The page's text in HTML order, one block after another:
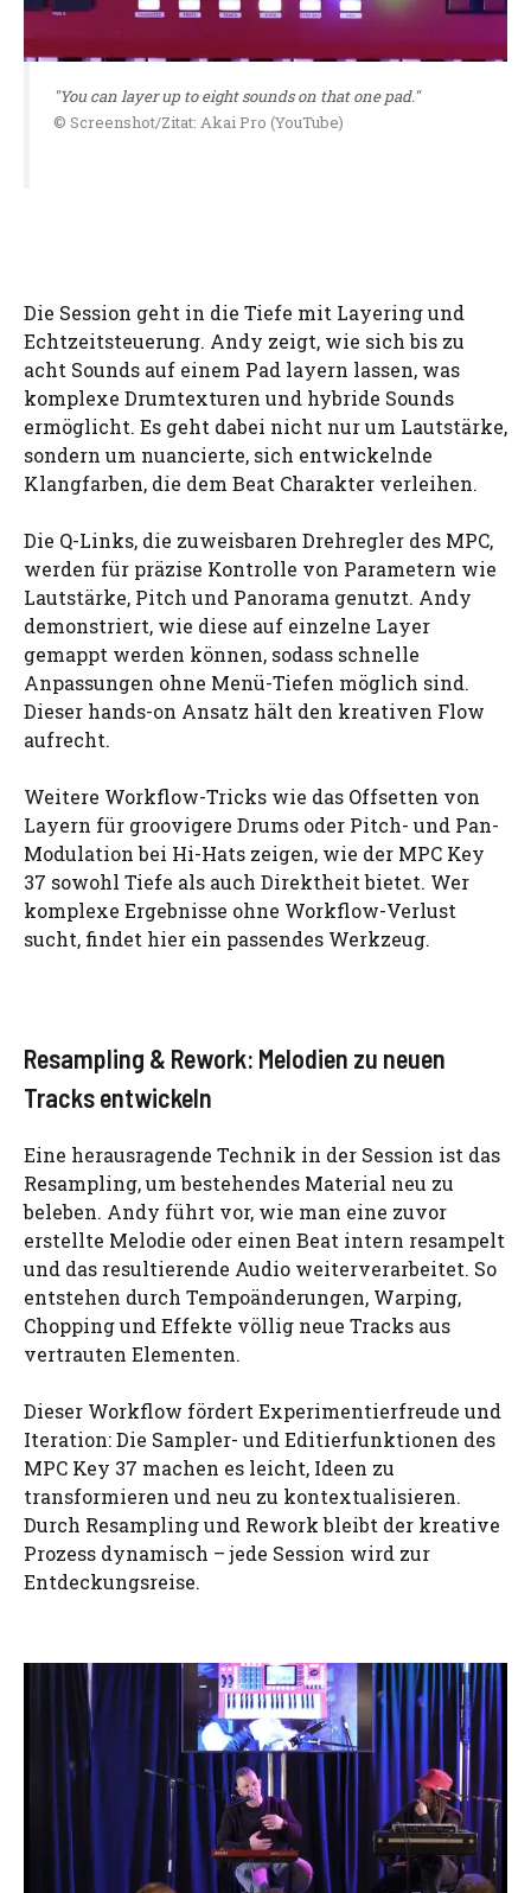
"You can layer up to eight sounds on that one pad."
© Screenshot/Zitat: Akai Pro (YouTube)
Die Session geht in die Tiefe mit Layering und
Echtzeitsteuerung. Andy zeigt, wie sich bis zu
acht Sounds auf einem Pad layern lassen, was
komplexe Drumtexturen und hybride Sounds
ermöglicht. Es geht dabei nicht nur um Lautstärke,
sondern um nuancierte, sich entwickelnde
Klangfarben, die dem Beat Charakter verleihen.
Die Q-Links, die zuweisbaren Drehregler des MPC,
werden für präzise Kontrolle von Parametern wie
Lautstärke, Pitch und Panorama genutzt. Andy
demonstriert, wie diese auf einzelne Layer
gemappt werden können, sodass schnelle
Anpassungen ohne Menü-Tiefen möglich sind.
Dieser hands-on Ansatz hält den kreativen Flow
aufrecht.
Weitere Workflow-Tricks wie das Offsetten von
Layern für groovigere Drums oder Pitch- und Pan-
Modulation bei Hi-Hats zeigen, wie der MPC Key
37 sowohl Tiefe als auch Direktheit bietet. Wer
komplexe Ergebnisse ohne Workflow-Verlust
sucht, findet hier ein passendes Werkzeug.
Resampling & Rework: Melodien zu neuen
Tracks entwickeln
Eine herausragende Technik in der Session ist das
Resampling, um bestehendes Material neu zu
beleben. Andy führt vor, wie man eine zuvor
erstellte Melodie oder einen Beat intern resampelt
und das resultierende Audio weiterverarbeitet. So
entstehen durch Tempoänderungen, Warping,
Chopping und Effekte völlig neue Tracks aus
vertrauten Elementen.
Dieser Workflow fördert Experimentierfreude und
Iteration: Die Sampler- und Editierfunktionen des
MPC Key 37 machen es leicht, Ideen zu
transformieren und neu zu kontextualisieren.
Durch Resampling und Rework bleibt der kreative
Prozess dynamisch – jede Session wird zur
Entdeckungsreise.